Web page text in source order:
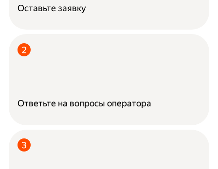
Оставьте заявку
Ответьте на вопросы оператора